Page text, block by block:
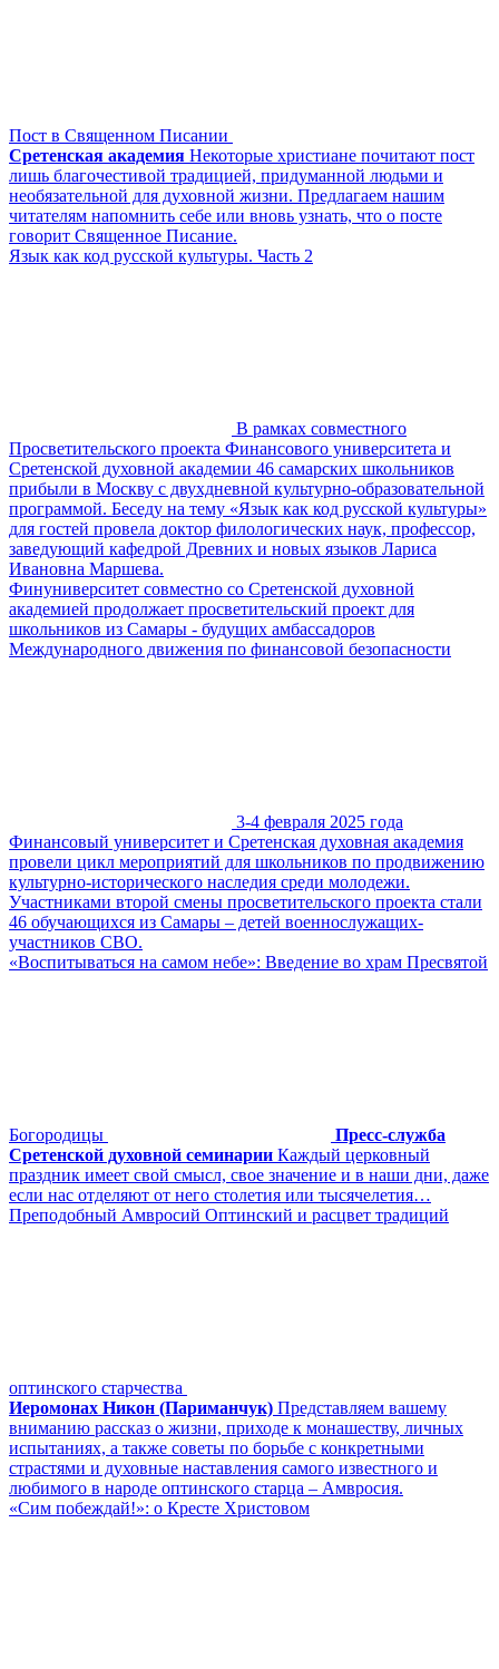
Пост в Священном Писании
Сретенская академия Некоторые христиане почитают пост
лишь благочестивой традицией, придуманной людьми и
необязательной для духовной жизни. Предлагаем нашим
читателям напомнить себе или вновь узнать, что о посте
говорит Священное Писание.
Язык как код русской культуры. Часть 2
В рамках совместного
Просветительского проекта Финансового университета и
Сретенской духовной академии 46 самарских школьников
прибыли в Москву с двухдневной культурно-образовательной
программой. Беседу на тему «Язык как код русской культуры»
для гостей провела доктор филологических наук, профессор,
заведующий кафедрой Древних и новых языков Лариса
Ивановна Маршева.
Финуниверситет совместно со Сретенской духовной
академией продолжает просветительский проект для
школьников из Самары - будущих амбассадоров
Международного движения по финансовой безопасности
3-4 февраля 2025 года
Финансовый университет и Сретенская духовная академия
провели цикл мероприятий для школьников по продвижению
культурно-исторического наследия среди молодежи.
Участниками второй смены просветительского проекта стали
46 обучающихся из Самары – детей военнослужащих-
участников СВО.
«Воспитываться на самом небе»: Введение во храм Пресвятой
Богородицы
Пресс-служба
Сретенской духовной семинарии Каждый церковный
праздник имеет свой смысл, свое значение и в наши дни, даже
если нас отделяют от него столетия или тысячелетия…
Преподобный Амвросий Оптинский и расцвет традиций
оптинского старчества
Иеромонах Никон (Париманчук) Представляем вашему
вниманию рассказ о жизни, приходе к монашеству, личных
испытаниях, а также советы по борьбе с конкретными
страстями и духовные наставления самого известного и
любимого в народе оптинского старца – Амвросия.
«Сим побеждай!»: о Кресте Христовом